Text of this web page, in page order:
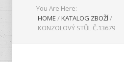
You Are Here:
HOME /KATALOG ZBOŽÍ/
KONZOLOVÝ STŮL Č.13679